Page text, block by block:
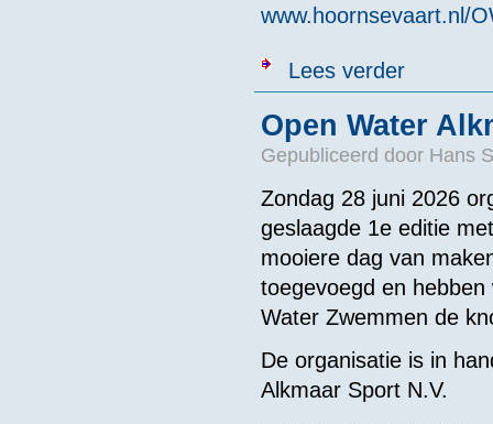
www.hoornsevaart.nl/
Lees verderover Zondag
Open Water
Gepubliceerd door Hans
Zondag 28 juni 2026
geslaagde 1e editie
mooiere dag van
toegevoegd en
Water Zwemmen de
De organisatie is in
Alkmaar Sport N.V.